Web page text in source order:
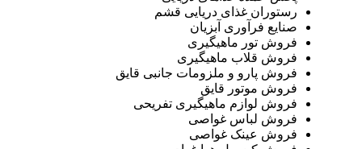
رستوران غذای دریایی قشم
صنایع فرآوری آبزیان
فروش تور ماهیگیری
فروش قلاب ماهیگیری
فروش پارو و ملزومات جانبی قایق
فروش موتور قایق
فروش لوازم ماهیگیری تفریحی
فروش لباس غواصی
فروش عینک غواصی